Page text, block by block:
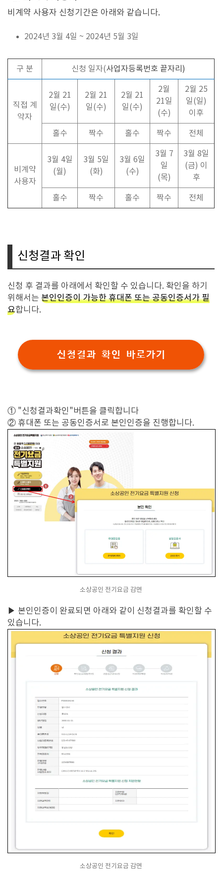
비계약 사용자 신청기간은 아래와 같습니다.
2024년 3월 4일 ~ 2024년 5월 3일
구 분 신청 일자(사업자등록번호 끝자리)
직접 계
약자
2월 21
일(수)
2월 21
일(수)
2월 21
일(수)
2월
21일
(수)
2월 25
일(일)
이후
홀수 짝수 홀수 짝수 전체
비계약
사용자
3월 4일
(월)
3월 5일
(화)
3월 6일
(수)
3월 7
일
(목)
3월 8일
(금) 이
후
홀수 짝수 홀수 짝수 전체
신청결과 확인
신청 후 결과를 아래에서 확인할 수 있습니다. 확인을 하기
위해서는 본인인증이 가능한 휴대폰 또는 공동인증서가 필
요합니다.
신청결과 확인 바로가기
① "신청결과확인"버튼을 클릭합니다
② 휴대폰 또는 공동인증서로 본인인증을 진행합니다.
소상공인 전기요금 감면
▶ 본인인증이 완료되면 아래와 같이 신청결과를 확인할 수
있습니다.
소상공인 전기요금 감면